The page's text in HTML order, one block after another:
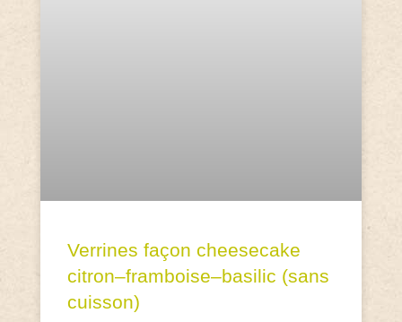
Verrines façon cheesecake
citron–framboise–basilic (sans
cuisson)